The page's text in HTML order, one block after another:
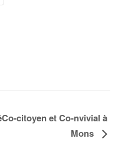
citoyen et Co-nvivial à
Mons